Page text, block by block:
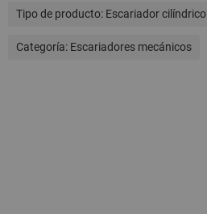
Tipo de producto: Escariador cilíndrico
Categoría: Escariadores mecánicos